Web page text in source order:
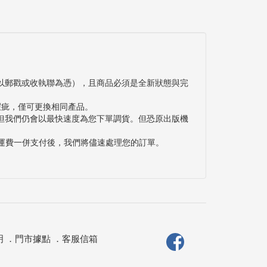
戳或收執聯為憑），且商品必須是全新狀態與完
，僅可更換相同產品。
們仍會以最快速度為您下單調貨。但恐原出版機
一併支付後，我們將儘速處理您的訂單。
． 門市據點． 客服信箱